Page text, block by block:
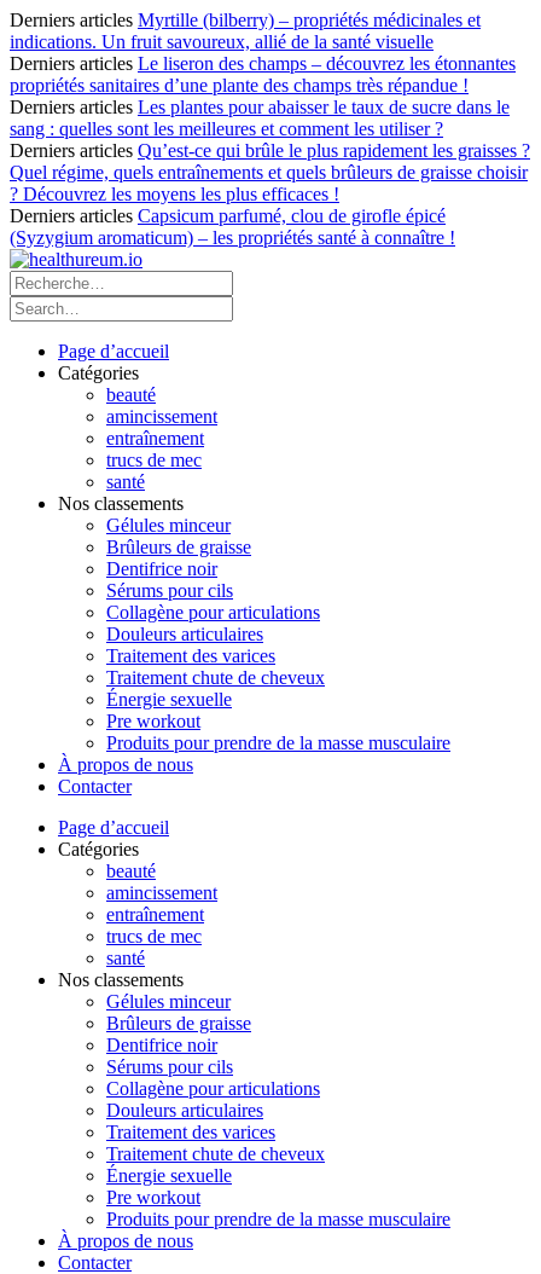
Derniers articles Myrtille (bilberry) – propriétés médicinales et
indications. Un fruit savoureux, allié de la santé visuelle
Derniers articles Le liseron des champs – découvrez les étonnantes
propriétés sanitaires d’une plante des champs très répandue !
Derniers articles Les plantes pour abaisser le taux de sucre dans le
sang : quelles sont les meilleures et comment les utiliser ?
Derniers articles Qu’est-ce qui brûle le plus rapidement les graisses ?
Quel régime, quels entraînements et quels brûleurs de graisse choisir
? Découvrez les moyens les plus efficaces !
Derniers articles Capsicum parfumé, clou de girofle épicé
(Syzygium aromaticum) – les propriétés santé à connaître !
Page d’accueil
Catégories
beauté
amincissement
entraînement
trucs de mec
santé
Nos classements
Gélules minceur
Brûleurs de graisse
Dentifrice noir
Sérums pour cils
Collagène pour articulations
Douleurs articulaires
Traitement des varices
Traitement chute de cheveux
Énergie sexuelle
Pre workout
Produits pour prendre de la masse musculaire
À propos de nous
Contacter
Page d’accueil
Catégories
beauté
amincissement
entraînement
trucs de mec
santé
Nos classements
Gélules minceur
Brûleurs de graisse
Dentifrice noir
Sérums pour cils
Collagène pour articulations
Douleurs articulaires
Traitement des varices
Traitement chute de cheveux
Énergie sexuelle
Pre workout
Produits pour prendre de la masse musculaire
À propos de nous
Contacter